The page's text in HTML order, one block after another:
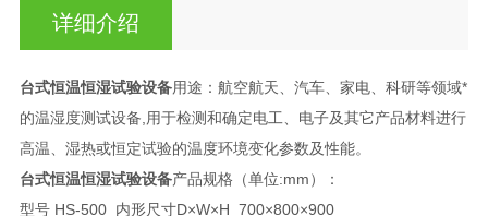
详细介绍
台式恒温恒湿试验设备用途：航空航天、汽车、家电、科研等领域*
的温湿度测试设备,用于检测和确定电工、电子及其它产品材料进行
高温、湿热或恒定试验的温度环境变化参数及性能。
台式恒温恒湿试验设备产品规格（单位:mm）：
型号 HS-500 内形尺寸D×W×H 700×800×900